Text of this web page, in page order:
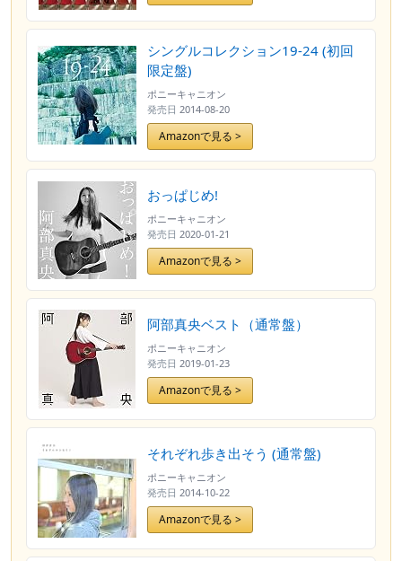
シングルコレクション19-24 (初回
限定盤)
ポニーキャニオン
発売日 2014-08-20
Amazonで見る >
おっぱじめ!
ポニーキャニオン
発売日 2020-01-21
Amazonで見る >
阿部真央ベスト（通常盤）
ポニーキャニオン
発売日 2019-01-23
Amazonで見る >
それぞれ歩き出そう (通常盤)
ポニーキャニオン
発売日 2014-10-22
Amazonで見る >